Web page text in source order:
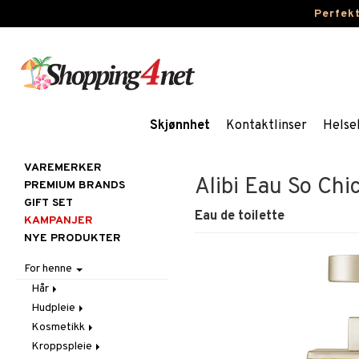
Skjønnhet Kontaktlinser
Alibi Eau So Chic
Eau de toilette
VAREMERKER
PREMIUM BRANDS
GIFT SET
KAMPANJER
NYE PRODUKTER
For henne
Hår
Accessoarer
Balsam
Børster / Kammer
Hudpleie
Ansiktscremer
Fet hud
Ansiktspleie
Kosmetikk
Gift Set
Kroppspleie